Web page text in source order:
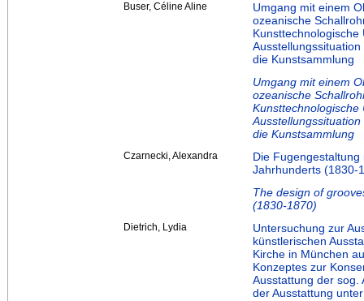
Buser, Céline Aline
Umgang mit einem
ozeanische
die Kunstsammlung
Umgang mit einem
ozeanische
die Kunstsammlung
Czarnecki, Alexandra
Die
Jahrhunderts (1830-
The design of
(1830-1870)
Dietrich, Lydia
Untersuchung zur
künstlerischen
Kirche in München
Konzeptes zur
Ausstattung der sog.
der Ausstattung